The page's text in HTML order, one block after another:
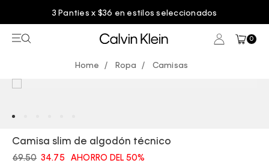
3 Panties x $36 en estilos seleccionados
0
Ropa Camisas
Camisa slim de algodón técnico
69.50 34.75 AHORRO DEL 50%